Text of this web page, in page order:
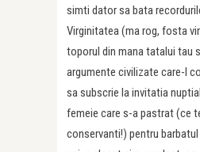
simti dator sa bata
Virginitatea (ma rog, fosta
toporul din mana tatalui tau
argumente civilizate care-l
sa subscrie la invitatia
femeie care s-a pastrat (ce
conservanti!) pentru barbatul